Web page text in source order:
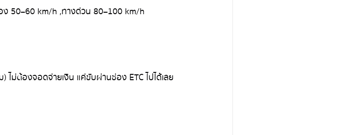
ง 50–60 km/h ,ทางด่วน 80–100 km/h
ไม่ต้องจอดจ่ายเงิน แค่ขับผ่านช่อง ETC ไปได้เลย